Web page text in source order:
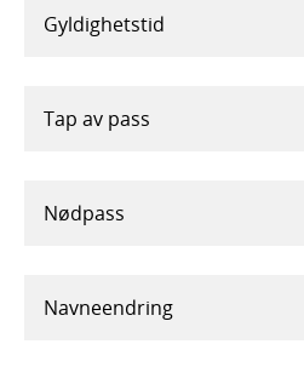
Gyldighetstid
Tap av pass
Nødpass
Navneendring